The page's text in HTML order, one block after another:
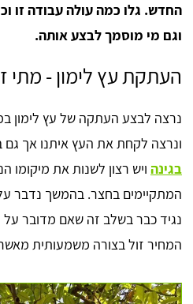
החדש. גלו כמה עולה עבודה זו
וגם מי מוסמך לבצע אותה.
העתקת עץ לימון - מתי
נרצה לבצע העתקה של עץ לימון
ונרצה לקחת את העץ איתנו אך
בגינה ויש רצון לשנות את מיקומו
המתקיימים בחצר. בהמשך נדבר
נגיד כבר בשלב זה שאם מדובר
המחיר זול בצורה משמעותית